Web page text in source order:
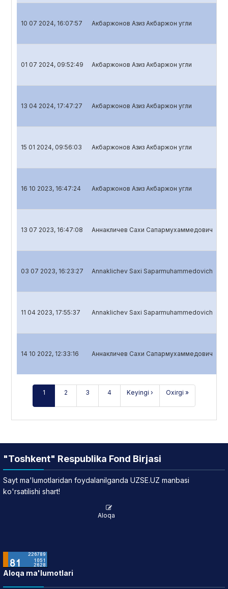
10 07 2024, 16:07:57 Акбаржонов Азиз Акбаржон угли
01 07 2024, 09:52:49 Акбаржонов Азиз Акбаржон угли
13 04 2024, 17:47:27 Акбаржонов Азиз Акбаржон угли
15 01 2024, 09:56:03 Акбаржонов Азиз Акбаржон угли
16 10 2023, 16:47:24 Акбаржонов Азиз Акбаржон угли
13 07 2023, 16:47:08 Аннакличев Сахи Сапармухаммедович
03 07 2023, 16:23:27 Annaklichev Saxi Saparmuhammedovich
11 04 2023, 17:55:37 Annaklichev Saxi Saparmuhammedovich
14 10 2022, 12:33:16 Аннакличев Сахи Сапармухаммедович
1 2 3 4 Keyingi › Oxirgi »
"Toshkent" Respublika Fond Birjasi
Sayt ma'lumotlaridan foydalanilganda UZSE.UZ manbasi
ko'rsatilishi shart!
Aloqa
Aloqa ma'lumotlari